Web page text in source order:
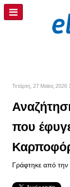
Τετάρτη, 27 Μαϊος 2026
που
Γράφτηκε από την